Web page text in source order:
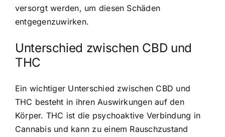
versorgt werden, um diesen Schäden
entgegenzuwirken.
Unterschied zwischen CBD und
THC
Ein wichtiger Unterschied zwischen CBD und
THC besteht in ihren Auswirkungen auf den
Körper. THC ist die psychoaktive Verbindung in
Cannabis und kann zu einem Rauschzustand